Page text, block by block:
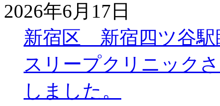
2026年6月17日
新宿区 新宿四ツ谷駅
スリープクリニック
しました。